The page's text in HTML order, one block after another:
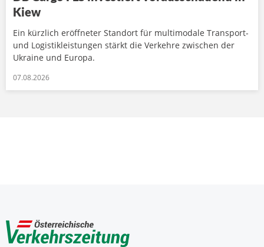
Kiew
Ein kürzlich eröffneter Standort für multimodale Transport-
und Logistikleistungen stärkt die Verkehre zwischen der
Ukraine und Europa.
07.08.2026